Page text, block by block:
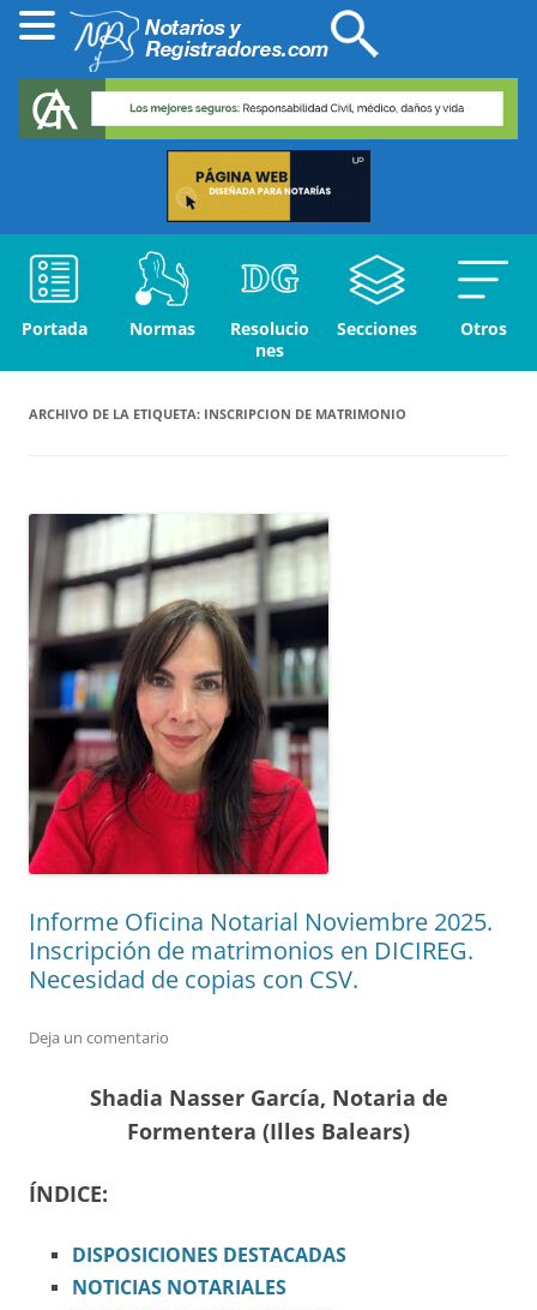
Portada Normas
Resolucio
nes
Secciones Otros
ARCHIVO DE LA ETIQUETA: INSCRIPCION DE MATRIMONIO
Informe Oficina Notarial Noviembre 2025.
Inscripción de matrimonios en DICIREG.
Necesidad de copias con CSV.
Deja un comentario
Shadia Nasser García, Notaria de
Formentera (Illes Balears)
ÍNDICE:
DISPOSICIONES DESTACADAS
NOTICIAS NOTARIALES